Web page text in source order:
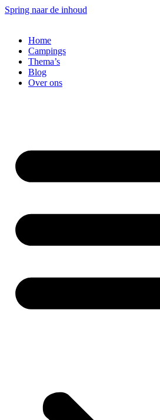
Spring naar de inhoud
Home
Campings
Thema’s
Blog
Over ons